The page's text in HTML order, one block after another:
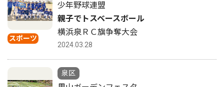
スポーツ
少年野球連盟
親子でトスベースボール
横浜泉ＲＣ旗争奪大会
2024.03.28
泉区